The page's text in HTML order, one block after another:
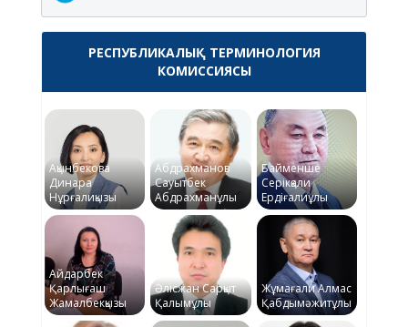
РЕСПУБЛИКАЛЫҚ ТЕРМИНОЛОГИЯ
КОМИССИЯСЫ
Ақынбекова
Динара
Нұрғалиқызы
Абдрахманов
Сауытбек
Абдрахманұлы
Байменше
Серікқали
Ердіғалиұлы
Айдарбек
Қарлығаш
Жамалбекқызы
Әлісжан Сарқыт
Қалымұлы
Жұмағали Алмас
Қабдымәжитұлы